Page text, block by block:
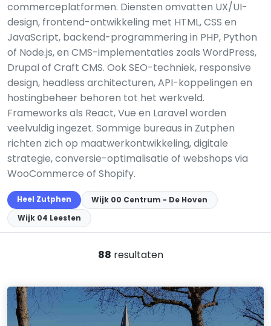
commerceplatformen. Diensten omvatten UX/UI-
design, frontend-ontwikkeling met HTML, CSS en
JavaScript, backend-programmering in PHP, Python
of Node.js, en CMS-implementaties zoals WordPress,
Drupal of Craft CMS. Ook SEO-techniek, responsive
design, headless architecturen, API-koppelingen en
hostingbeheer behoren tot het werkveld.
Frameworks als React, Vue en Laravel worden
veelvuldig ingezet. Sommige bureaus in Zutphen
richten zich op maatwerkontwikkeling, digitale
strategie, conversie-optimalisatie of webshops via
WooCommerce of Shopify.
Heel Zutphen
Wijk 00 Centrum - De Hoven
Wijk 04 Leesten
88 resultaten